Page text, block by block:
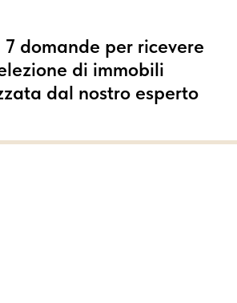
7 domande per ricevere
di immobili
dal nostro esperto